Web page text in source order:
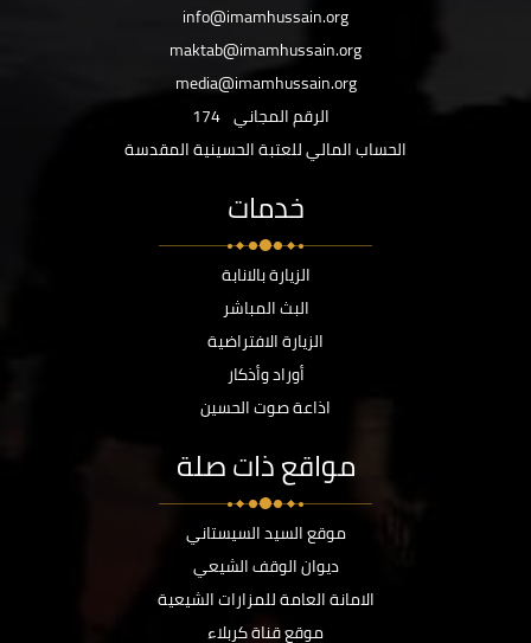
info@imamhussain.org
maktab@imamhussain.org
media@imamhussain.org
الرقم المجاني 174
الحساب المالي للعتبة الحسينية المقدسة
خدمات
الزيارة بالانابة
البث المباشر
الزيارة الافتراضية
أوراد وأذكار
اذاعة صوت الحسين
مواقع ذات صلة
موقع السيد السيستاني
ديوان الوقف الشيعي
الامانة العامة للمزارات الشيعية
موقع قناة كربلاء